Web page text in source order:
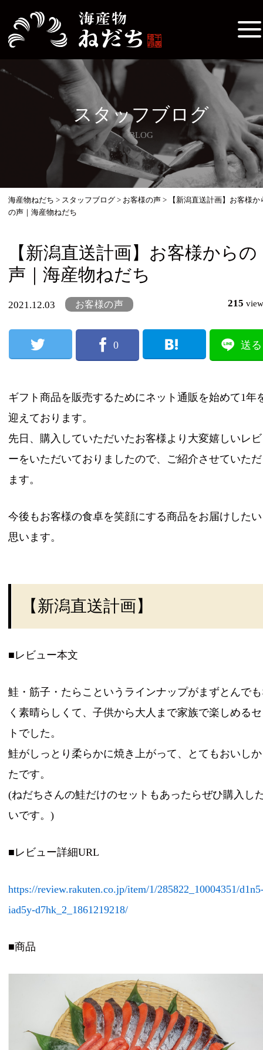
スタッフブログ
BLOG
海産物ねだち > スタッフブログ > お客様の声 >
【新潟直送計画】お客様か
の声｜海産物ねだち
【新潟直送計画】お客様からの
声｜海産物ねだち
2021.12.03 お客様の声 215 view
0 送る
ギフト商品を販売するためにネット通販を始めて1年
迎えております。
先日、購入していただいたお客様より大変嬉しいレ
ーをいただいておりましたので、ご紹介させていた
ます。
今後もお客様の食卓を笑顔にする商品をお届けした
思います。
【新潟直送計画】
■レビュー本文
鮭・筋子・たらこというラインナップがまずとんで
く素晴らしくて、子供から大人まで家族で楽しめる
トでした。
鮭がしっとり柔らかに焼き上がって、とてもおいし
たです。
(ねだちさんの鮭だけのセットもあったらぜひ購入し
いです。)
■レビュー詳細URL
https://review.rakuten.co.jp/item/1/285822_10004351/
iad5y-d7hk_2_1861219218/
■商品